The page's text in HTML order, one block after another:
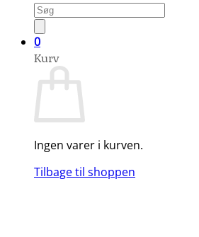
Products
search
0
Kurv
Ingen varer i kurven.
Tilbage til shoppen